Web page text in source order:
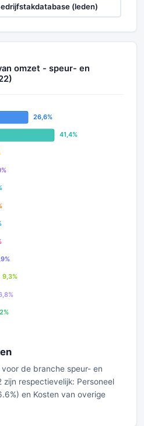
(leden)
omzet - speur- en
de branche speur- en
respectievelijk: Personeel
en Kosten van overige